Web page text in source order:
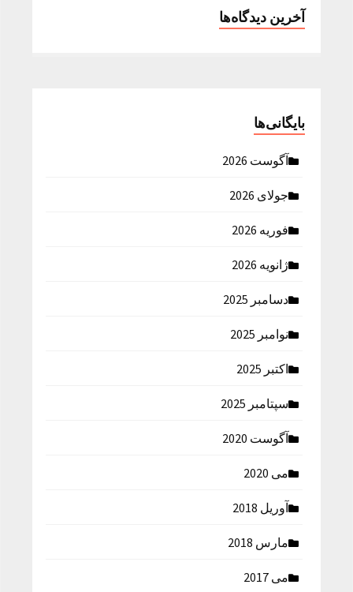
آخرین دیدگاه‌ها
بایگانی‌ها
آگوست 2026
جولای 2026
فوریه 2026
ژانویه 2026
دسامبر 2025
نوامبر 2025
اکتبر 2025
سپتامبر 2025
آگوست 2020
می 2020
آوریل 2018
مارس 2018
می 2017